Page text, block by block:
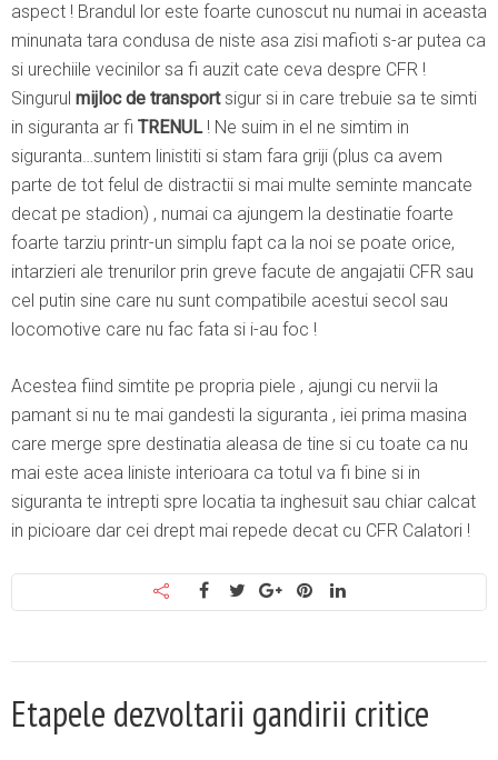
aspect ! Brandul lor este foarte cunoscut nu numai in aceasta
minunata tara condusa de niste asa zisi mafioti s-ar putea ca
si urechiile vecinilor sa fi auzit cate ceva despre CFR !
Singurul mijloc de transportsigur si in care trebuie sa te simti
in siguranta ar fi TRENUL! Ne suim in el ne simtim in
siguranta…suntem linistiti si stam fara griji (plus ca avem
parte de tot felul de distractii si mai multe seminte mancate
decat pe stadion) , numai ca ajungem la destinatie foarte
foarte tarziu printr-un simplu fapt ca la noi se poate orice,
intarzieri ale trenurilor prin greve facute de angajatii CFR sau
cel putin sine care nu sunt compatibile acestui secol sau
locomotive care nu fac fata si i-au foc !
Acestea fiind simtite pe propria piele , ajungi cu nervii la
pamant si nu te mai gandesti la siguranta , iei prima masina
care merge spre destinatia aleasa de tine si cu toate ca nu
mai este acea liniste interioara ca totul va fi bine si in
siguranta te intrepti spre locatia ta inghesuit sau chiar calcat
in picioare dar cei drept mai repede decat cu CFR Calatori !
Etapele dezvoltarii gandirii critice